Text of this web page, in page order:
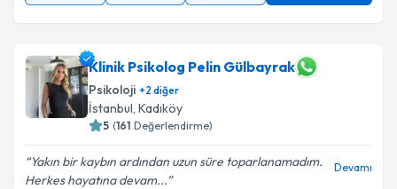
Klinik Psikolog Pelin Gülbayrak
Psikoloji +2 diğer
İstanbul, Kadıköy
5 (161 Değerlendirme)
Yakın bir kaybın ardından uzun süre toparlanamadım.
Herkes hayatına devam...
Devamı